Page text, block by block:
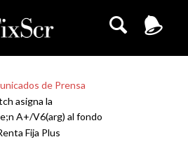
de Prensa
asigna la
A+/V6(arg) al fondo
Fija Plus